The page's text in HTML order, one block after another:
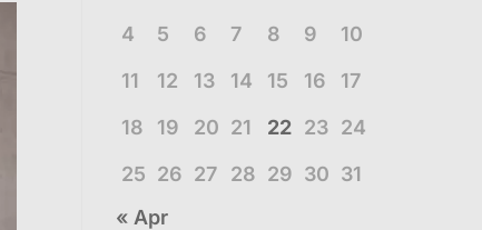
4
5 6 7 8 9
10
11
12 13 14 15 16
17
18
19 20 21 22 23 24
25 26 27 28 29 30 31
« Apr